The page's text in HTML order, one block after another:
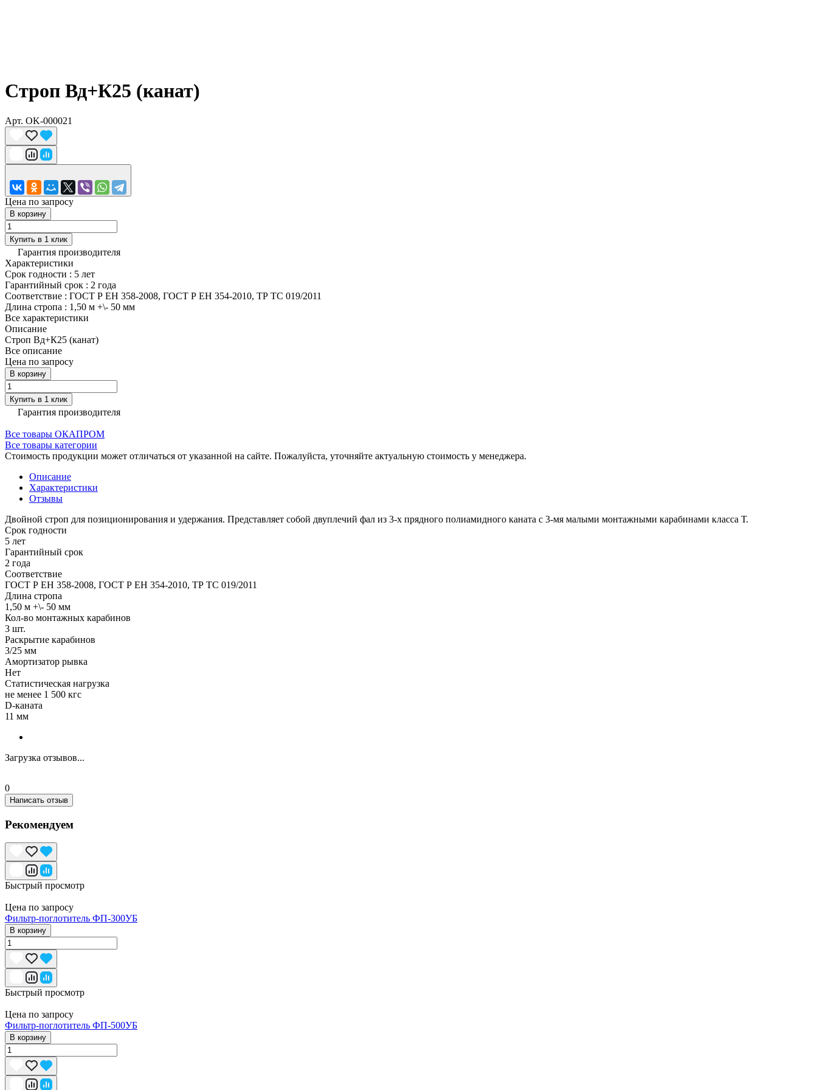
Строп Вд+К25 (канат)
Арт. OK-000021
Цена по запросу
В корзину
Купить в 1 клик
Гарантия производителя
Характеристики
Срок годности : 5 лет
Гарантийный срок : 2 года
Соответствие : ГОСТ Р ЕН 358-2008, ГОСТ Р ЕН 354-2010, ТР ТС 019/2011
Длина стропа : 1,50 м +\- 50 мм
Все характеристики
Описание
Строп Вд+К25 (канат)
Все описание
Цена по запросу
В корзину
Купить в 1 клик
Гарантия производителя
Все товары ОКАПРОМ
Все товары категории
Стоимость продукции может отличаться от указанной на сайте. Пожалуйста, уточняйте актуальную стоимость у менеджера.
Описание
Характеристики
Отзывы
Двойной строп для позиционирования и удержания. Представляет собой двуплечий фал из 3-х прядного полиамидного каната с 3-мя малыми монтажными карабинами класса Т.
Срок годности
5 лет
Гарантийный срок
2 года
Соответствие
ГОСТ Р ЕН 358-2008, ГОСТ Р ЕН 354-2010, ТР ТС 019/2011
Длина стропа
1,50 м +\- 50 мм
Кол-во монтажных карабинов
3 шт.
Раскрытие карабинов
3/25 мм
Амортизатор рывка
Нет
Статистическая нагрузка
не менее 1 500 кгс
D-каната
11 мм
Загрузка отзывов...
0
Написать отзыв
Рекомендуем
Быстрый просмотр
Цена по запросу
Фильтр-поглотитель ФП-300УБ
В корзину
Быстрый просмотр
Цена по запросу
Фильтр-поглотитель ФП-500УБ
В корзину